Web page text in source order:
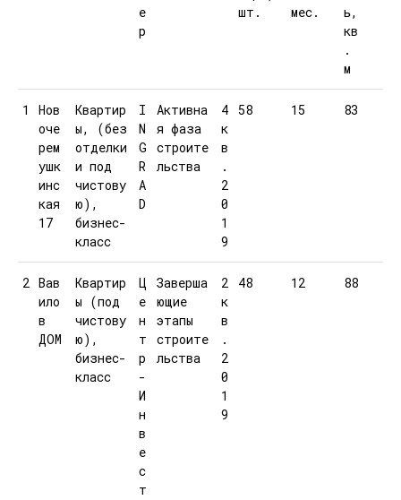
е
р
шт.
мес.
ь,
кв
.
м
1
Нов
оче
рем
ушк
инс
кая
17
Квартир
ы, (без
отделки
и под
чистову
ю),
бизнес-
класс
I
N
G
R
A
D
Активна
я фаза
строите
льства
4
к
в
.
2
0
1
9
58 15 83
2 Вав
ило
в
ДОМ
Квартир
ы (под
чистову
ю),
бизнес-
класс
Ц
е
н
т
р
-
И
н
в
е
с
т
Заверша
ющие
этапы
строите
льства
2
к
в
.
2
0
1
9
48 12 88